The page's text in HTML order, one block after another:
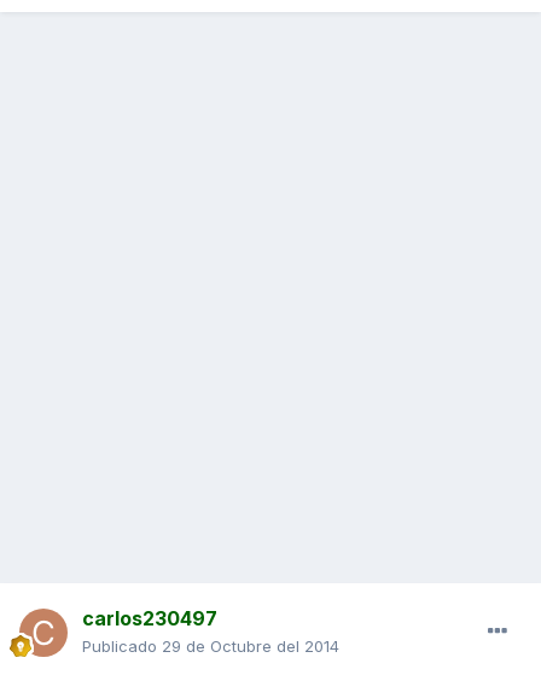
carlos230497
Publicado 29 de Octubre del 2014